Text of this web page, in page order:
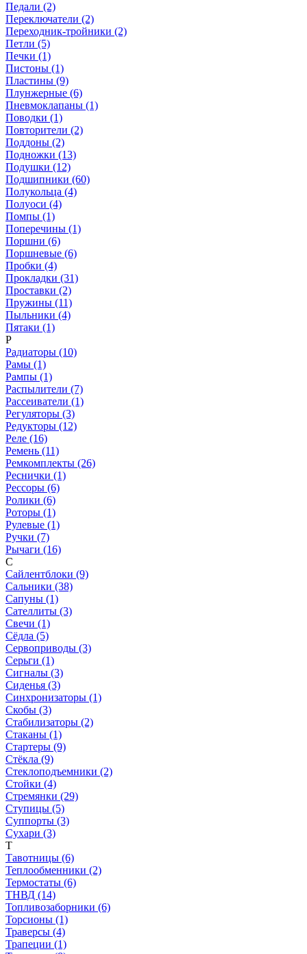
Педали (2)
Переключатели (2)
Переходник-тройники (2)
Петли (5)
Печки (1)
Пистоны (1)
Пластины (9)
Плунжерные (6)
Пневмоклапаны (1)
Поводки (1)
Повторители (2)
Поддоны (2)
Подножки (13)
Подушки (12)
Подшипники (60)
Полукольца (4)
Полуоси (4)
Помпы (1)
Поперечины (1)
Поршни (6)
Поршневые (6)
Пробки (4)
Прокладки (31)
Проставки (2)
Пружины (11)
Пыльники (4)
Пятаки (1)
Р
Радиаторы (10)
Рамы (1)
Рампы (1)
Распылители (7)
Рассеиватели (1)
Регуляторы (3)
Редукторы (12)
Реле (16)
Ремень (11)
Ремкомплекты (26)
Реснички (1)
Рессоры (6)
Ролики (6)
Роторы (1)
Рулевые (1)
Ручки (7)
Рычаги (16)
С
Сайлентблоки (9)
Сальники (38)
Сапуны (1)
Сателлиты (3)
Свечи (1)
Сёдла (5)
Сервоприводы (3)
Серьги (1)
Сигналы (3)
Сиденья (3)
Синхронизаторы (1)
Скобы (3)
Стабилизаторы (2)
Стаканы (1)
Стартеры (9)
Стёкла (9)
Стеклоподъемники (2)
Стойки (4)
Стремянки (29)
Ступицы (5)
Суппорты (3)
Сухари (3)
Т
Тавотницы (6)
Теплообменники (2)
Термостаты (6)
ТНВД (14)
Топливозаборники (6)
Торсионы (1)
Траверсы (4)
Трапеции (1)